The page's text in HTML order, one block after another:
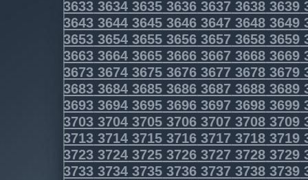
3633 3634 3635 3636 3637 3638 3639
3643 3644 3645 3646 3647 3648 3649
3653 3654 3655 3656 3657 3658 3659
3663 3664 3665 3666 3667 3668 3669
3673 3674 3675 3676 3677 3678 3679
3683 3684 3685 3686 3687 3688 3689
3693 3694 3695 3696 3697 3698 3699
3703 3704 3705 3706 3707 3708 3709
3713 3714 3715 3716 3717 3718 3719
3723 3724 3725 3726 3727 3728 3729
3733 3734 3735 3736 3737 3738 3739